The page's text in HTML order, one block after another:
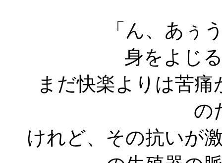
「ん、あ
身をよじ
まだ快楽よりは苦
の
けれど、その抗いが